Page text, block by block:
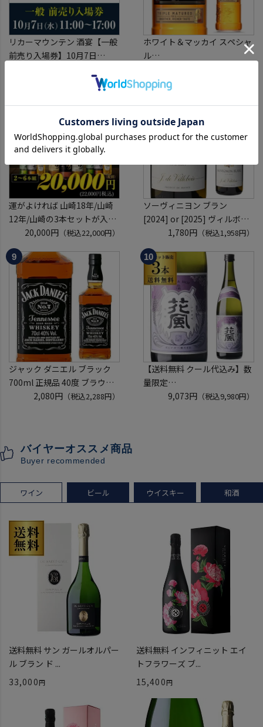
リカーマウンテン 酒宴【一般
前売り入場券】10月7日
ホテルグランヴィア京都 3階
入場券となるeチケットは【9
月下旬】にメールにて配信予
定
ホワイト＆マッカイ スペシャ
ル
スコッチ ウイスキー white &
運がよければ 山崎18年/山崎
12年/山崎の3本セットが入っ
ているかも！？ ウイスキー福
袋 2～6本組 限定200セット
虎S ※必ずもらえるCP対象
(1P)
20,000円（税込22,000円）
ソーヴィニヨン ブラン
[2024] or [2025] ヴィルボワ
750ml フランス ロワール 辛
口 白ワイン 浜運A
1,780円 （税込1,958円）
ジャック ダニエル ブラック
700ml 正規品 40度 ブラウン
フォーマン2,080円（税込2,288円）
【送料無料 クール代込み】数
量限定
稲とアガベ 交酒 花風 -心拍-
9,073円 （税込9,980円）
バイヤーオススメ商品
Buyer recommended
ワイン ビール ウイスキー 和酒
送料無料 サン ガールオルパー
ル ブラン ド ...
33,000
送料無料 インフィニット エイ
トフラワーズ ブ...
15,400